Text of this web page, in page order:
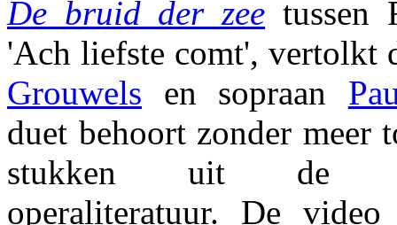
De bruid der zee tussen
'Ach liefste comt', vertolkt
Grouwels en sopraan
duet behoort zonder meer
stukken uit de
operaliteratuur. De